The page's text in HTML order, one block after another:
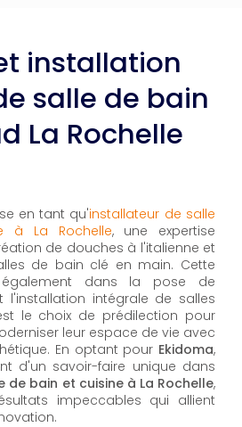
installation
salle de bain
La Rochelle
en tant qu'installateur de salle
à La Rochelle, une expertise
de douches à l'italienne et
de bain clé en main. Cette
également dans la pose de
l'installation intégrale de salles
le choix de prédilection pour
leur espace de vie avec
En optant pour Ekidoma,
d'un savoir-faire unique dans
bain et cuisine à La Rochelle,
impeccables qui allient